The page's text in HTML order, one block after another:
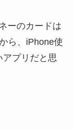
ーのカードは
ら、iPhone使
プリ だと思